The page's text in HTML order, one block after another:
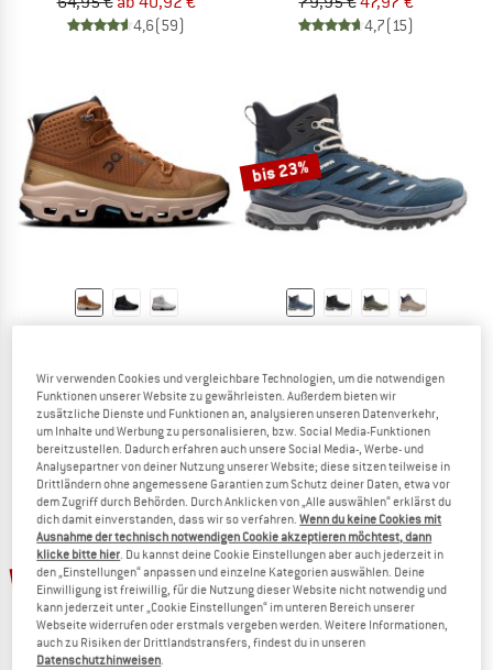
4,6(59) 4,7(15)
Wanderschuhe
ab 220,75 €
4,5(6)
bis 23%
Wanderschuhe
199,95 € ab 153,96 €
4,5(22)
bis 26% bis 12%
Wir verwenden Cookies und vergleichbare Technologien, um die notwendigen
Funktionen unserer Website zu gewährleisten. Außerdem bieten wir
zusätzliche Dienste und Funktionen an, analysieren unseren Datenverkehr,
um Inhalte und Werbung zu personalisieren, bzw. Social Media-Funktionen
bereitzustellen. Dadurch erfahren auch unsere Social Media-, Werbe- und
Analysepartner von deiner Nutzung unserer Website; diese sitzen teilweise in
Drittländern ohne angemessene Garantien zum Schutz deiner Daten, etwa vor
dem Zugriff durch Behörden. Durch Anklicken von „Alle auswählen“ erklärst du
dich damit einverstanden, dass wir so verfahren.Wenn du keine Cookies mit
Ausnahme der technisch notwendigen Cookie akzeptieren möchtest, dann
klicke bitte hier. Du kannst deine Cookie Einstellungen aber auch jederzeit in
den „Einstellungen“ anpassen und einzelne Kategorien auswählen. Deine
Einwilligung ist freiwillig, für die Nutzung dieser Website nicht notwendig und
kann jederzeit unter „Cookie Einstellungen“ im unteren Bereich unserer
Webseite widerrufen oder erstmals vergeben werden. Weitere Informationen,
auch zu Risiken der Drittlandstransfers, findest du in unseren
Datenschutzhinweisen.